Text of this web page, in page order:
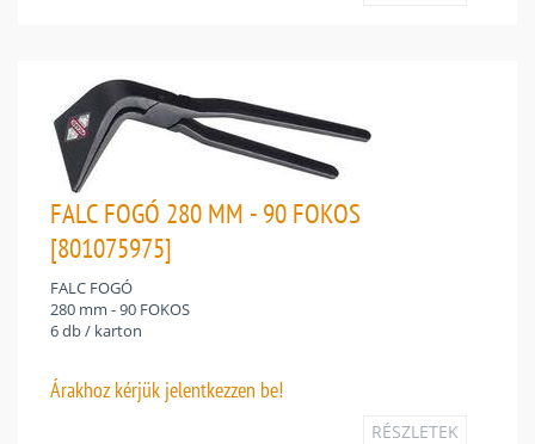
FALC FOGÓ 280 MM - 90 FOKOS
[801075975]
FALC FOGÓ
280 mm - 90 FOKOS
6 db / karton
Árakhoz kérjük jelentkezzen be!
RÉSZLETEK